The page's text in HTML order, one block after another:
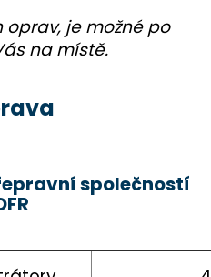
je možné po
na místě.
společností